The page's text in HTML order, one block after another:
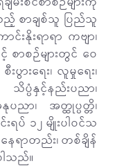
စာချစ်သူ ပြည်သူ
နိုးရာရာ ကဗျာ၊
စာစဉ်များတွင် ဝေ
ားရေး၊ လူမှုရေး၊
သိပ္ပံနှင့်နည်းပညာ၊
ပညာ၊ အတ္ထုပ္ပတ္တိ၊
ပ် ၁၂ မျိုးပါဝင်သ
ရာတည်း၊ တစ်ချိန်
သည်။